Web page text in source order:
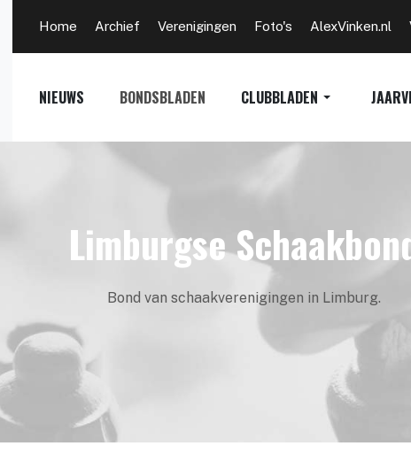
Home Archief Verenigingen Foto's AlexVinken.nl
NIEUWS BONDSBLADEN CLUBBLADEN
Limburgse
Bond van schaakverenigingen in Limburg.